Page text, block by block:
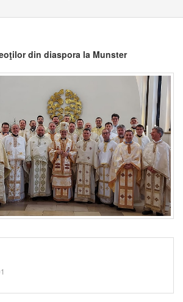
din diaspora la Munster